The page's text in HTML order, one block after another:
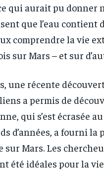
qui aurait pu donner
que l’eau contient
comprendre la vie
sur Mars – et sur
une récente
a permis de
qui s’est écrasée
d’années, a fourni la
sur Mars. Les
été idéales pour la